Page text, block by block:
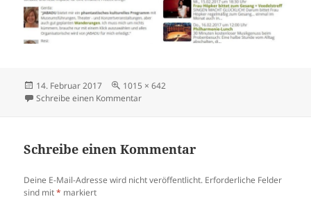
Veröffentlicht
am
14. Februar 2017
Volle
Größe
1015 × 642
Schreibe einen Kommentarzu Jabadu
Schreibe einen Kommentar
Deine E-Mail-Adresse wird nicht veröffentlicht. Erforderliche Felder
sind mit* markiert